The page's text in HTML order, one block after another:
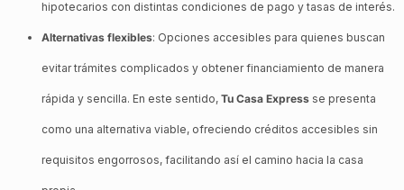
hipotecarios con distintas condiciones de pago y tasas de interés.
Alternativas flexibles: Opciones accesibles para quienes buscan
evitar trámites complicados y obtener financiamiento de manera
rápida y sencilla. En este sentido, Tu Casa Express se presenta
como una alternativa viable, ofreciendo créditos accesibles sin
requisitos engorrosos, facilitando así el camino hacia la casa